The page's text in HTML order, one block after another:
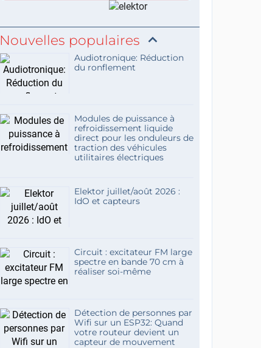
Nouvelles populaires
Audiotronique: Réduction
du ronflement
Modules de puissance à
refroidissement liquide
direct pour les onduleurs de
traction des véhicules
utilitaires électriques
Elektor juillet/août 2026 :
IdO et capteurs
Circuit : excitateur FM large
spectre en bande 70 cm à
réaliser soi-même
Détection de personnes par
Wifi sur un ESP32: Quand
votre routeur devient un
capteur de mouvement